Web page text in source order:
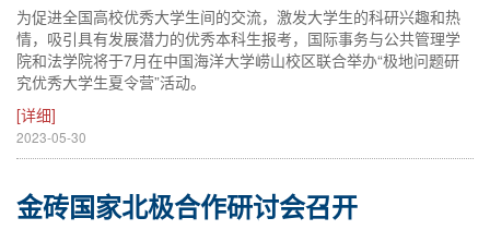
为促进全国高校优秀大学生间的交流，激发大学生的科研兴趣和热
情，吸引具有发展潜力的优秀本科生报考，国际事务与公共管理学
院和法学院将于7月在中国海洋大学崂山校区联合举办“极地问题研
究优秀大学生夏令营”活动。
[详细]
2023-05-30
金砖国家北极合作研讨会召开